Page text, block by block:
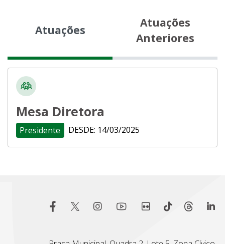
Atuações
Atuações
Anteriores
Mesa Diretora
Presidente DESDE: 14/03/2025